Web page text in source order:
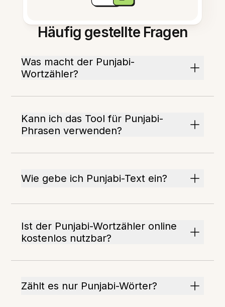
Häufig gestellte Fragen
Was macht der Punjabi-
Wortzähler?
Kann ich das Tool für Punjabi-
Phrasen verwenden?
Wie gebe ich Punjabi-Text ein?
Ist der Punjabi-Wortzähler online
kostenlos nutzbar?
Zählt es nur Punjabi-Wörter?